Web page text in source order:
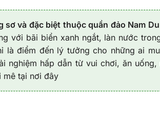
và đặc biệt thuộc quần đảo Nam Du
với bãi biển xanh ngắt, làn nước
là điểm đến lý tưởng cho những ai
nghiệm hấp dẫn từ vui chơi, ăn
mê tại nơi đây